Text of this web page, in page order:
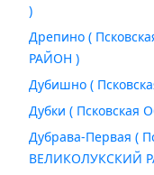
)
Дрепино (
РАЙОН )
Дубишно (
Дубки (
Дубрава-Первая (
ВЕЛИКОЛУКСКИЙ